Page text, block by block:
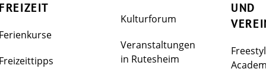
FREIZEIT
Ferienkurse
Freizeittipps
Kulturforum
Veranstaltungen
in Rutesheim
UND